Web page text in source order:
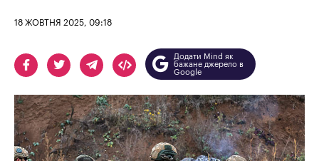
18 ЖОВТНЯ 2025, 09:18
Додати Mind як
бажане джерело в
Google